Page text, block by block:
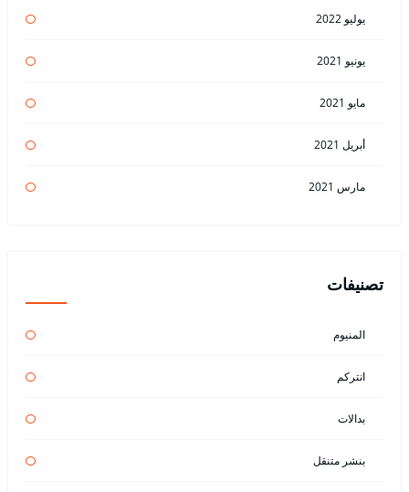
يوليو 2022
يونيو 2021
مايو 2021
أبريل 2021
مارس 2021
تصنيفات
المنيوم
انتركم
بدالات
بنشر متنقل